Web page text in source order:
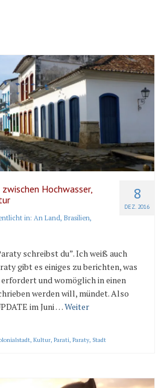
8
DEZ. 2016
Hochwasser,
in: An Land, Brasilien,
schreibst du”. Ich weiß auch
gibt es einiges zu berichten, was
und womöglich in einen
werden will, mündet. Also
im Juni …Weiter
, Kultur, Parati, Paraty, Stadt